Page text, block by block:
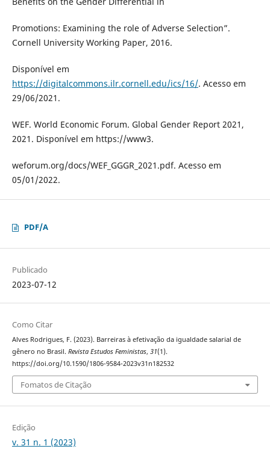
Promotions: Examining the role of Adverse Selection”.
Cornell University Working Paper, 2016.
Disponível em
https://digitalcommons.ilr.cornell.edu/ics/16/. Acesso em
29/06/2021.
WEF. World Economic Forum. Global Gender Report 2021,
2021. Disponível em https://www3.
weforum.org/docs/WEF_GGGR_2021.pdf. Acesso em
05/01/2022.
PDF/A
Publicado
2023-07-12
Como Citar
Alves Rodrigues, F. (2023). Barreiras à efetivação da igualdade salarial de
gênero no Brasil. Revista Estudos Feministas, 31(1).
https://doi.org/10.1590/1806-9584-2023v31n182532
Fomatos de Citação
Edição
v. 31 n. 1 (2023)